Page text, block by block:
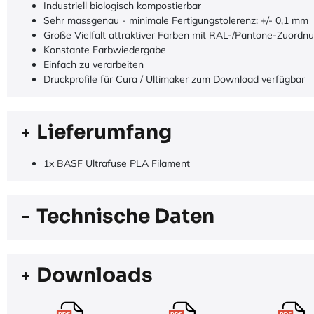
Industriell biologisch kompostierbar
Sehr massgenau - minimale Fertigungstolerenz: +/- 0,1 mm
Große Vielfalt attraktiver Farben mit RAL-/Pantone-
Konstante Farbwiedergabe
Einfach zu verarbeiten
Druckprofile für Cura / Ultimaker zum Download verfügbar
Lieferumfang
1x BASF Ultrafuse PLA Filament
Technische Daten
Downloads